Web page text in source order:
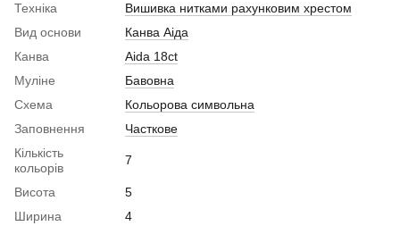
Техніка
Вишивка нитками рахунковим хрестом
Вид основи
Канва Аіда
Канва
Aida 18ct
Муліне
Бавовна
Схема
Кольорова символьна
Заповнення
Часткове
Кількість
кольорів
7
Висота
5
Ширина
4